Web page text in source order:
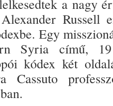
a nagy
Russell
Egy
Syria című,
kódex két
Cassuto